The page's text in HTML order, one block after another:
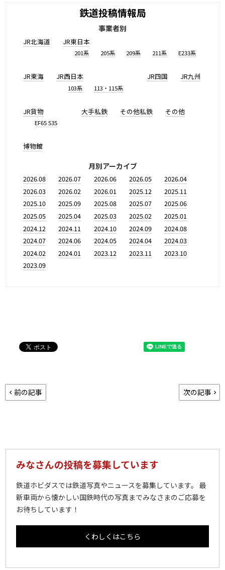
鉄道投稿情報局
事業者別
JR北海道 JR東日本
201系 205系 209系 211系 E233系
JR東海 JR西日本
103系 113・115系
JR四国 JR九州
JR貨物
EF65 535
大手私鉄 その他私鉄 その他
博物館
月別アーカイブ
2026.08 2026.07 2026.06 2026.05
2026.04
2026.03
2026.02 2026.01 2025.12
2025.11
2025.10
2025.09 2025.08 2025.07
2025.06
2025.05
2025.04 2025.03 2025.02
2025.01
2024.12
2024.11 2024.10 2024.09
2024.08
2024.07
2024.06 2024.05 2024.04
2024.03
2024.02
2024.01 2023.12 2023.11
2023.10
2023.09
前の記事 次の記事
みなさんの投稿を募集しています
鉄道ホビダスでは鉄道写真やニュースを募集しています。 最
新車両から懐かしい国鉄時代の写真までみなさまのご応募を
お待ちしています！
くわしくはこちら